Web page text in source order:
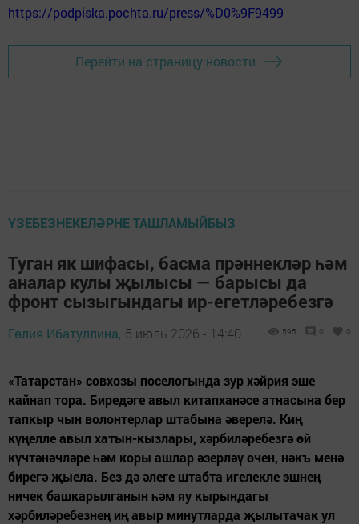
https://podpiska.pochta.ru/press/%D0%9F9499
Перейти на страницу новости
ҮЗЕБЕЗНЕКЕЛӘРНЕ ТАШЛАМЫЙБЫЗ
Туган як шифасы, басма прәннекләр һәм
аналар кулы җылысы — барысы да
фронт сызыгындагы ир-егетләребезгә
Гөлия Ибатуллина, 5 июль 2026 - 14:40 595 0 0
«Татарстан» совхозы поселогында зур хәйрия эше
кайнап тора. Биредәге авыл китапханәсе атнасына бер
тапкыр чын волонтерлар штабына әверелә. Киң
күңелле авыл хатын-кызлары, хәрбиләребезгә өй
күчтәнәчләре һәм коры ашлар әзерләү өчен, нәкъ менә
бирегә җыела. Без дә әлеге штабта игелекле эшнең
ничек башкарылганын һәм яу кырындагы
хәрбиләребезнең иң авыр минутларда җылытачак ул